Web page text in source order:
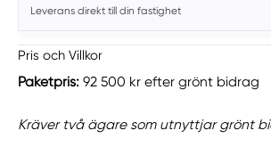
Leverans direkt till din fastighet
Pris och Villkor
Paketpris: 92 500 kr efter grönt bidrag
Kräver två ägare som utnyttjar grönt